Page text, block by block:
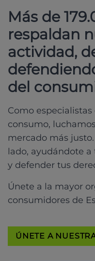
Más de
respaldan
actividad,
del
Como
consumo,
mercado más
lado, ayudándote
y defender tus
Únete a la mayor
consumidores de
ÚNETE A